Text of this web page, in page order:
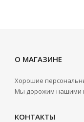
О МАГАЗИНЕ
Хорошие
Мы дорожим нашими
КОНТАКТЫ